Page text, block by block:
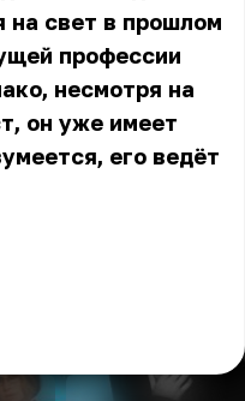
на свет в прошлом
профессии
несмотря на
он уже имеет
его ведёт